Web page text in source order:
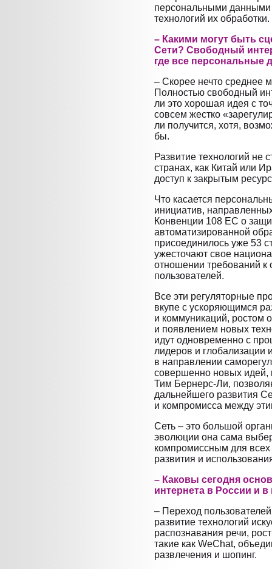
персональными
технологий их обработки.
– Какими могут быть
Сети? Свободный
где все персональные
– Скорее нечто среднее
Полностью свободный
ли это хорошая идея с
совсем жестко
ли получится, хотя,
бы.
Развитие технологий не
странах, как Китай или
доступ к закрытым
Что касается
инициатив,
Конвенции 108 ЕС о
автоматизированной
присоединилось уже 53
ужесточают свое
отношении требований к
пользователей.
Все эти регуляторные
вкупе с ускоряющимся
и коммуникаций, ростом
и появлением новых
идут одновременно с
лидеров и глобализации
в направлении
совершенно новых идей,
Тим Бернерс-Ли,
дальнейшего развития
и компромисса между
Сеть – это большой
эволюции она сама
компромиссным для всех
развития и
– Каковы сегодня
интернета в России и
– Переход
развитие технологий
распознавания речи,
такие как WeChat,
развлечения и шопинг.